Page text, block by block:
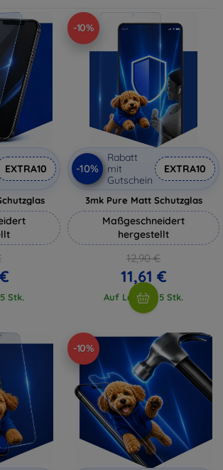
EXTRA10
Stk.
-10%
-10%
Rabatt
mit
Gutschein
EXTRA10
3mk Pure Matt Schutzglas
Maßgeschneidert
hergestellt
12,90 €
11,61 €
Auf Lager > 5 Stk.
-10%